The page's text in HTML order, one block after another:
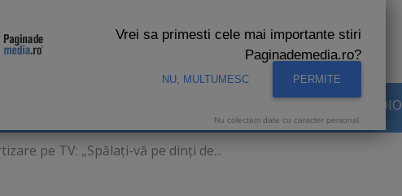
AUDIENTE RADIO
pe TV: „Spălaţi-vă pe dinţi de...
Vrei sa primesti cele mai importante stiri
Paginademedia.ro?
NU, MULTUMESC PERMITE
Nu colectam date cu caracter personal.